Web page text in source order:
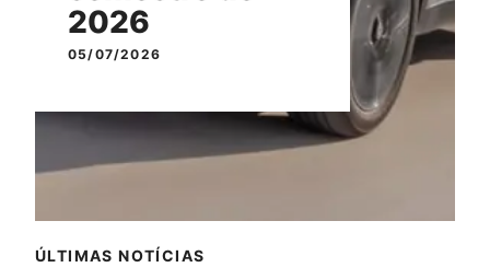
2026
05/07/2026
ÚLTIMAS NOTÍCIAS